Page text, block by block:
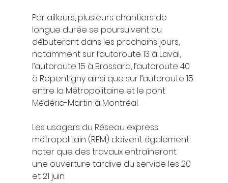
Par ailleurs, plusieurs chantiers de
longue durée se poursuivent ou
débuteront dans les prochains jours,
notamment sur l’autoroute 13 à Laval,
l’autoroute 15 à Brossard, l’autoroute 40
à Repentigny ainsi que sur l’autoroute 15
entre la Métropolitaine et le pont
Médéric-Martin à Montréal.
Les usagers du Réseau express
métropolitain (REM) doivent également
noter que des travaux entraîneront
une ouverture tardive du service les 20
et 21 juin.